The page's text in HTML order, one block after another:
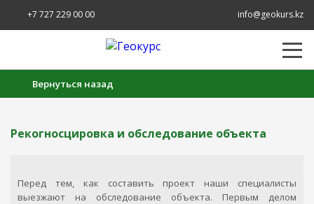
+7 727 229 00 00 info@geokurs.kz
Вернуться назад
Рекогносцировка и обследование объекта
Перед тем, как составить проект наши специалисты
выезжают на обследование объекта. Первым делом